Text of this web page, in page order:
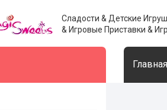
Сладости & Детские
& Игровые Приставки &
Главная